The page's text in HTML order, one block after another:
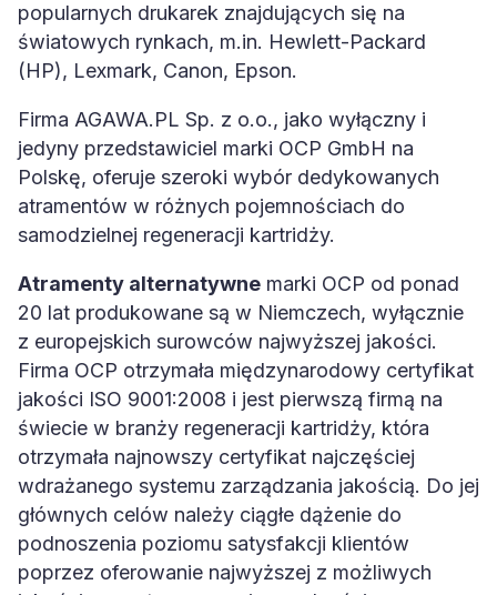
popularnych drukarek znajdujących się na
światowych rynkach, m.in. Hewlett-Packard
(HP), Lexmark, Canon, Epson.
Firma AGAWA.PL Sp. z o.o., jako wyłączny i
jedyny przedstawiciel marki OCP GmbH na
Polskę, oferuje szeroki wybór dedykowanych
atramentów w różnych pojemnościach do
samodzielnej regeneracji kartridży.
Atramenty alternatywne marki OCP od ponad
20 lat produkowane są w Niemczech, wyłącznie
z europejskich surowców najwyższej jakości.
Firma OCP otrzymała międzynarodowy certyfikat
jakości ISO 9001:2008 i jest pierwszą firmą na
świecie w branży regeneracji kartridży, która
otrzymała najnowszy certyfikat najczęściej
wdrażanego systemu zarządzania jakością. Do jej
głównych celów należy ciągłe dążenie do
podnoszenia poziomu satysfakcji klientów
poprzez oferowanie najwyższej z możliwych